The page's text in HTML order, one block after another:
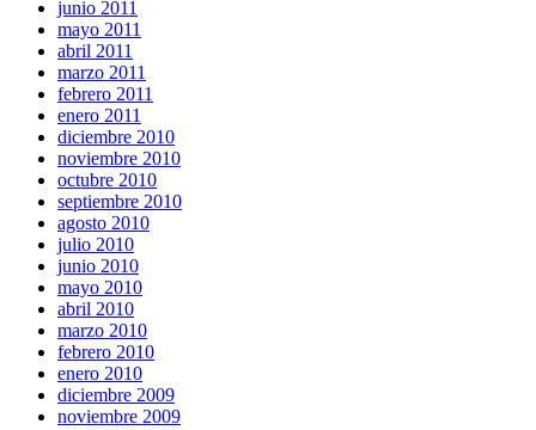
junio 2011
mayo 2011
abril 2011
marzo 2011
febrero 2011
enero 2011
diciembre 2010
noviembre 2010
octubre 2010
septiembre 2010
agosto 2010
julio 2010
junio 2010
mayo 2010
abril 2010
marzo 2010
febrero 2010
enero 2010
diciembre 2009
noviembre 2009